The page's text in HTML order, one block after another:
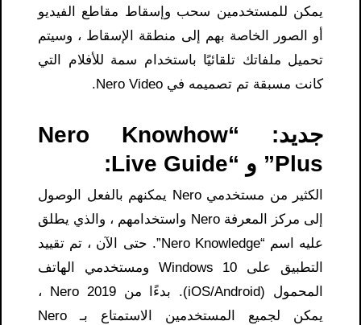
يمكن للمستخدمين سحب وإسقاط مقاطع الفيديو
أو الصور الخاصة بهم إلى منطقة الإسقاط ، وسيتم
تحميل ملفاتك تلقائيًا باستخدام سمة للأفلام التي
كانت مسبقة تم تصميمه في Nero Video.
جديد: “Nero Knowhow
Plus” و “Live Guide:
الكثير من مستخدمي Nero يمكنهم بالفعل الوصول
إلى مركز المعرفة Nero واستخدامهم ، والذي يطلق
عليه اسم “Nero Knowledge”. حتى الآن ، تم تقييد
التطبيق على Windows 10 ومستخدمي الهاتف
المحمول (iOS/Android). بدءًا من Nero 2019 ،
يمكن لجميع المستخدمين الاستمتاع بـ Nero